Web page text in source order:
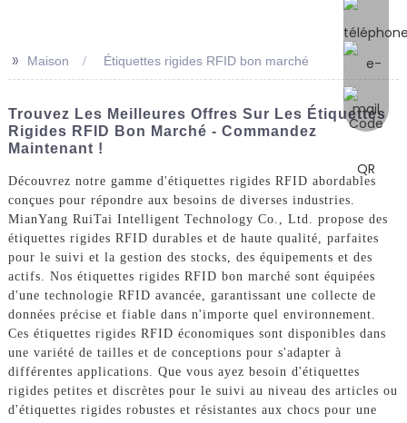
>> Maison Étiquettes rigides RFID bon marché
Trouvez Les Meilleures Offres Sur Les Étiquettes
Rigides RFID Bon Marché - Commandez
Maintenant !
Découvrez notre gamme d'étiquettes rigides RFID abordables
conçues pour répondre aux besoins de diverses industries.
MianYang RuiTai Intelligent Technology Co., Ltd. propose des
étiquettes rigides RFID durables et de haute qualité, parfaites
pour le suivi et la gestion des stocks, des équipements et des
actifs. Nos étiquettes rigides RFID bon marché sont équipées
d'une technologie RFID avancée, garantissant une collecte de
données précise et fiable dans n'importe quel environnement.
Ces étiquettes rigides RFID économiques sont disponibles dans
une variété de tailles et de conceptions pour s'adapter à
différentes applications. Que vous ayez besoin d'étiquettes
rigides petites et discrètes pour le suivi au niveau des articles ou
d'étiquettes rigides robustes et résistantes aux chocs pour une